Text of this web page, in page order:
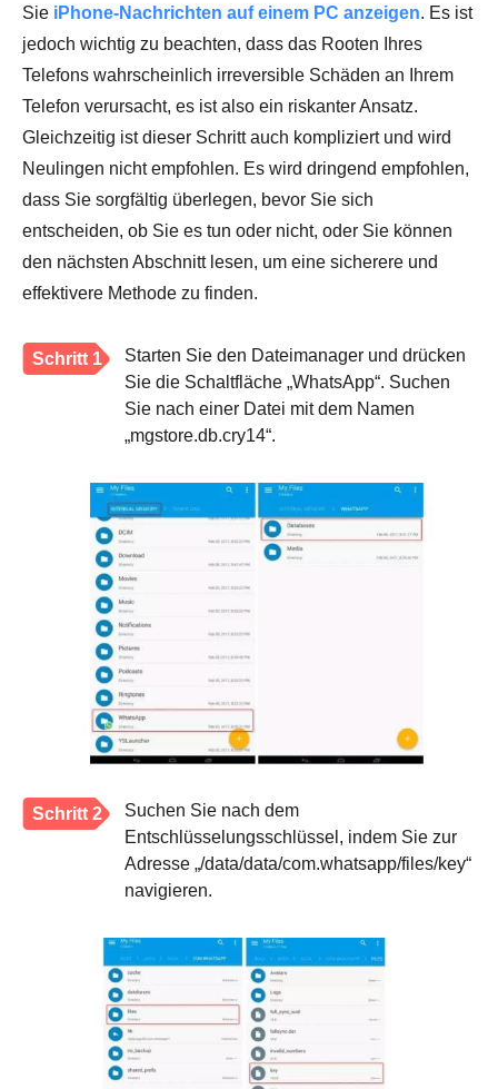
Sie iPhone-Nachrichten auf einem PC anzeigen. Es ist
jedoch wichtig zu beachten, dass das Rooten Ihres
Telefons wahrscheinlich irreversible Schäden an Ihrem
Telefon verursacht, es ist also ein riskanter Ansatz.
Gleichzeitig ist dieser Schritt auch kompliziert und wird
Neulingen nicht empfohlen. Es wird dringend empfohlen,
dass Sie sorgfältig überlegen, bevor Sie sich
entscheiden, ob Sie es tun oder nicht, oder Sie können
den nächsten Abschnitt lesen, um eine sicherere und
effektivere Methode zu finden.
Schritt 1
Starten Sie den Dateimanager und drücken
Sie die Schaltfläche „WhatsApp“. Suchen
Sie nach einer Datei mit dem Namen
„mgstore.db.cry14“.
Schritt 2
Suchen Sie nach dem
Entschlüsselungsschlüssel, indem Sie zur
Adresse „/data/data/com.whatsapp/files/key“
navigieren.